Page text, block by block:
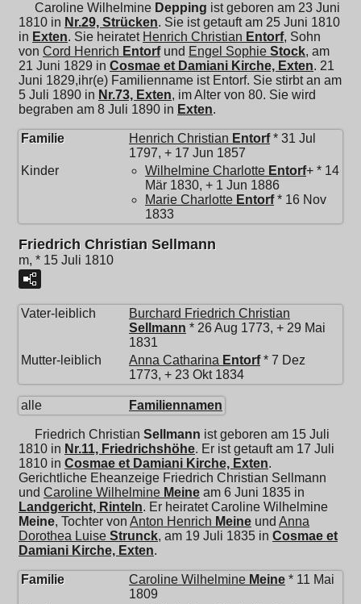
Caroline Wilhelmine Depping ist geboren am 23 Juni
1810 in Nr.29, Strücken. Sie ist getauft am 25 Juni 1810
in Exten. Sie heiratet Henrich Christian Entorf, Sohn
von Cord Henrich Entorfund Engel Sophie Stock, am
21 Juni 1829 in Cosmae et Damiani Kirche, Exten. 21
Juni 1829,ihr(e) Familienname ist Entorf. Sie stirbt an am
5 Juli 1890 in Nr.73, Exten, im Alter von 80. Sie wird
begraben am 8 Juli 1890 in Exten.
Familie Henrich Christian Entorf* 31 Jul
1797, + 17 Jun 1857
Kinder
Wilhelmine Charlotte Entorf+ * 14
Mär 1830, + 1 Jun 1886
Marie Charlotte Entorf* 16 Nov
1833
Friedrich Christian Sellmann
m, * 15 Juli 1810
Vater-leiblich
Burchard Friedrich Christian
Sellmann * 26 Aug 1773, + 29 Mai
1831
Mutter-leiblich
Anna Catharina Entorf* 7 Dez
1773, + 23 Okt 1834
alle Familiennamen
Friedrich Christian Sellmann ist geboren am 15 Juli
1810 in Nr.11, Friedrichshöhe. Er ist getauft am 17 Juli
1810 in Cosmae et Damiani Kirche, Exten.
Gerichtliche Eheanzeige Friedrich Christian Sellmann
und Caroline Wilhelmine Meine am 6 Juni 1835 in
Landgericht, Rinteln. Er heiratetCaroline Wilhelmine
Meine, Tochter von Anton Henrich Meine und Anna
Dorothea Luise Strunck, am 19 Juli 1835 in Cosmae et
Damiani Kirche, Exten.
Familie Caroline Wilhelmine Meine * 11 Mai
1809